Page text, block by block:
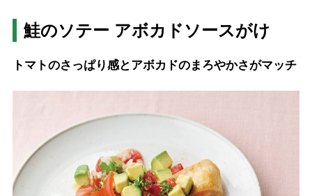
鮭のソテー アボカドソースがけ
トマトのさっぱり感とアボカドのまろやかさがマッチ